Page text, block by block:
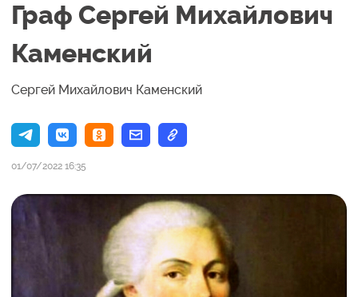
Граф Сергей Михайлович
Каменский
Сергей Михайлович Каменский
01/07/2022 16:35